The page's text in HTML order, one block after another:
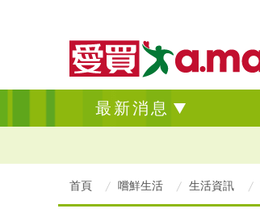
最新消息
首頁 嚐鮮生活 生活資訊